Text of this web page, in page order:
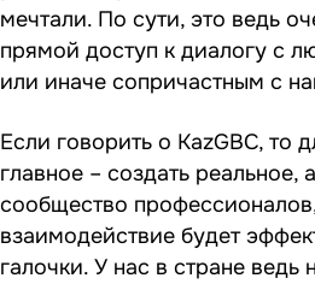
мечтали. По сути, это ведь
прямой доступ к диалогу с
или иначе сопричастным с
Если говорить о KazGBC, то
главное – создать реальное,
сообщество
взаимодействие будет
галочки. У нас в стране